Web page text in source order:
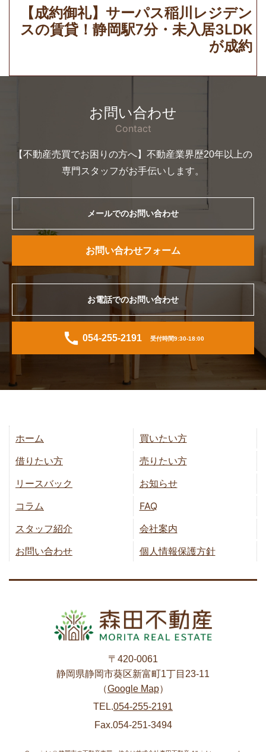
【成約御礼】サーパス稲川レジデン
スの賃貸！静岡駅7分・未入居3LDK
が成約
お問い合わせ
Contact
【不動産売買でお困りの方へ】不動産業界歴20年以上の
専門スタッフがお手伝いします。
メールでのお問い合わせ
お問い合わせフォーム
お電話でのお問い合わせ
054-255-2191 受付時間9:30-18:00
ホーム
買いたい方
借りたい方
売りたい方
リースバック
お知らせ
コラム
FAQ
スタッフ紹介
会社案内
お問い合わせ
個人情報保護方針
〒420-0061
静岡県静岡市葵区新富町1丁目23-11
（Google Map）
TEL.054-255-2191
Fax.054-251-3494